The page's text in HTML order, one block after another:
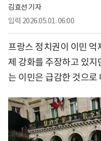
김효선 기자
입력 2026.05.01. 06:00
프랑스 정치권이 이민
제 강화를 주장하고 있
는 이민은 급감한 것으로